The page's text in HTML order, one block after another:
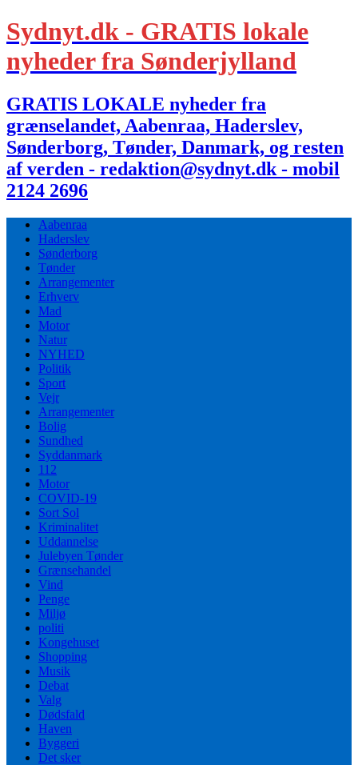
Sydnyt.dk - GRATIS lokale
nyheder fra Sønderjylland
GRATIS LOKALE nyheder fra
grænselandet, Aabenraa, Haderslev,
Sønderborg, Tønder, Danmark, og resten
af verden - redaktion@sydnyt.dk - mobil
2124 2696
Aabenraa
Haderslev
Sønderborg
Tønder
Arrangementer
Erhverv
Mad
Motor
Natur
NYHED
Politik
Sport
Vejr
Arrangementer
Bolig
Sundhed
Syddanmark
112
Motor
COVID-19
Sort Sol
Kriminalitet
Uddannelse
Julebyen Tønder
Grænsehandel
Vind
Penge
Miljø
politi
Kongehuset
Shopping
Musik
Debat
Valg
Dødsfald
Haven
Byggeri
Det sker